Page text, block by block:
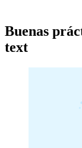
Buenas
text